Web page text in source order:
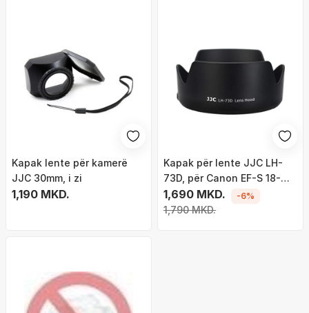
Kapak lente për kamerë
JJC 30mm, i zi
1,190 MKD.
Kapak për lente JJC LH-
73D, për Canon EF-S 18-
135mm, i zi
1,690 MKD.
1,790 MKD.
-6%